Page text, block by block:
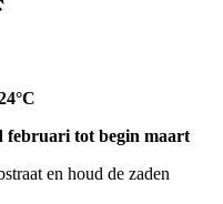
februari tot begin maart
en houd de zaden